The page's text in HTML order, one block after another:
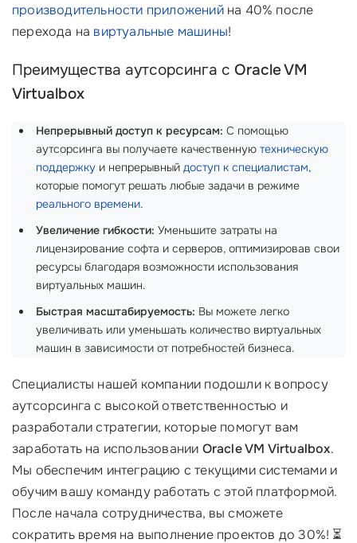
производительности приложенийна 40% после
перехода на виртуальные машины!
Преимущества аутсорсинга с Oracle VM
Virtualbox
Непрерывный доступ к ресурсам: С помощью
аутсорсинга вы получаете качественную техническую
поддержку и непрерывный доступ к специалистам,
которые помогут решать любые задачи в режиме
реального времени.
Увеличение гибкости: Уменьшите затраты на
лицензирование софта и серверов, оптимизировав свои
ресурсы благодаря возможности использования
виртуальных машин.
Быстрая масштабируемость: Вы можете легко
увеличивать или уменьшать количество виртуальных
машин в зависимости от потребностей бизнеса.
Специалисты нашей компании подошли к вопросу
аутсорсинга с высокой ответственностью и
разработали стратегии, которые помогут вам
заработать на использовании Oracle VM Virtualbox.
Мы обеспечим интеграцию с текущими системами и
обучим вашу команду работать с этой платформой.
После начала сотрудничества, вы сможете
сократить время на выполнение проектов до 30%! ⏳